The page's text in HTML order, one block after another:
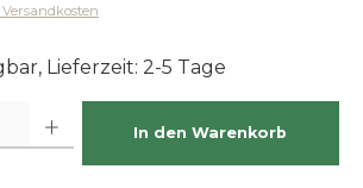
Lieferzeit: 2-5 Tage
In den Warenkorb